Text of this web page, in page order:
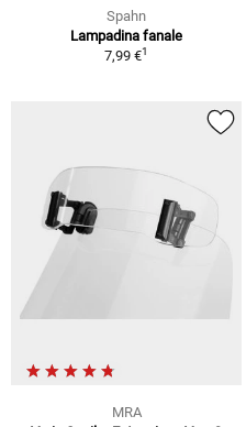
Spahn
Lampadina fanale
7,99 €1
MRA